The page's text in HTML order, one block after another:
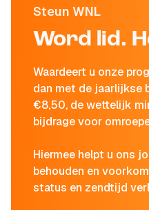
Steun WNL
Word lid.
Waardeert u onze
dan met de jaarlijkse
€8,50, de wettelijk
bijdrage voor
Hiermee helpt u ons
behouden en
status en zendtijd